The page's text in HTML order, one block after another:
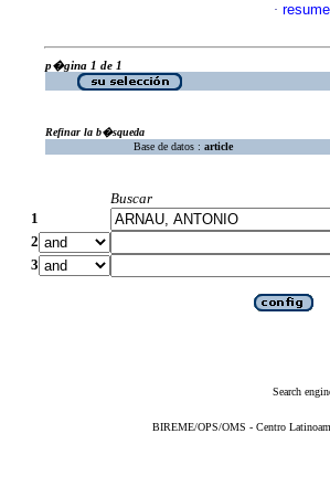
·
p�gina 1 de 1
Refinar la b�squeda
Base de datos : article
Buscar
1
2
3
Search
BIREME/OPS/OMS - Centro